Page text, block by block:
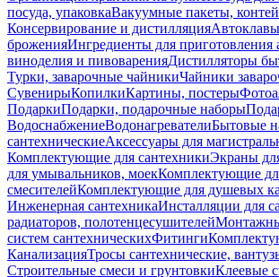
посуда, упаковкаВакуумные пакеты,
Консервирование и дистилляция
броженияИнгредиенты для приготовления
виноделия и пивоваренияДистилляторы
Турки, заварочные чайникиЧайники
СувенирыКопилкиКартины, постеры
ПодаркиПодарки, подарочные наборы
ВодоснабжениеВодонагревателиБытовые
сантехническиеАксессуары для
Комплектующие для сантехникиЭкраны
для умывальников, моекКомплектующие
смесителейКомплектующие для душевых
Инженерная сантехникаИнсталляции для
радиаторов, полотенцесушителей
систем сантехническихФитинги
КанализацияТросы сантехнические,
Строительные смеси и грунтовкиКлеевые